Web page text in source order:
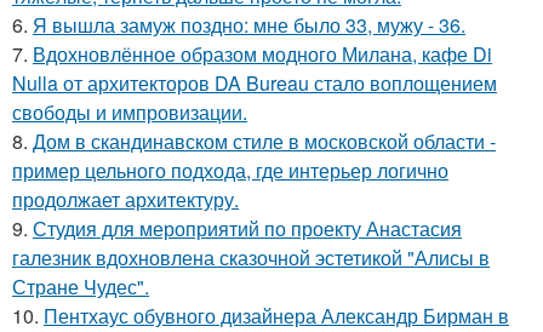
6. Я вышла замуж поздно: мне было 33, мужу - 36.
7. Вдохновлённое образом модного Милана, кафе Di
Nulla от архитекторов DA Bureau стало воплощением
свободы и импровизации.
8. Дом в скандинавском стиле в московской области -
пример цельного подхода, где интерьер логично
продолжает архитектуру.
9. Студия для мероприятий по проекту Анастасия
галезник вдохновлена сказочной эстетикой "Алисы в
Стране Чудес".
10. Пентхаус обувного дизайнера Александр Бирман в